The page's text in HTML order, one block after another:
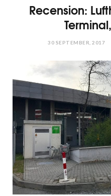
Recension:
30 SEPTEMBER, 2017